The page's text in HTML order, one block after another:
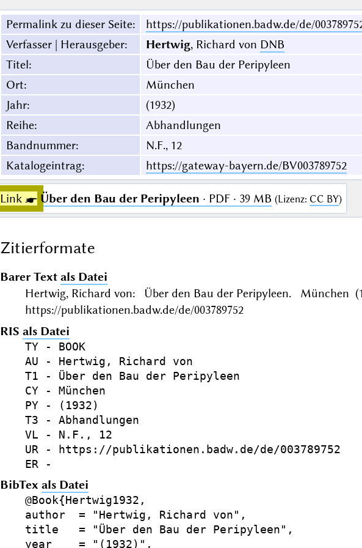
Permalink zu dieser Seite:
https://publikationen.badw.de/de/
Verfasser | Herausgeber: Hertwig, Richard von DNB
Titel:
Über den Bau der Peripyleen
Ort:
München
Jahr:
(1932)
Reihe:
Abhandlungen
Bandnummer:
N.F., 12
Katalogeintrag: https://gateway-bayern.de/BV003789752
Link ☛ Über den Bau der Peripyleen · PDF · 39 MB (Lizenz: CC BY)
Zitierformate
Barer Text als Datei
Hertwig, Richard von: Über den Bau der Peripyleen. München
https://publikationen.badw.de/de/003789752
RIS als Datei
TY - BOOK
AU - Hertwig, Richard von
T1 - Über den Bau der Peripyleen
CY - München
PY - (1932)
T3 - Abhandlungen
VL - N.F., 12
UR - https://publikationen.badw.de/de/003789752
BibTex als Datei
@Book{Hertwig1932,
author  = "Hertwig, Richard von",
title   = "Über den Bau der Peripyleen",
year    = "(1932)",